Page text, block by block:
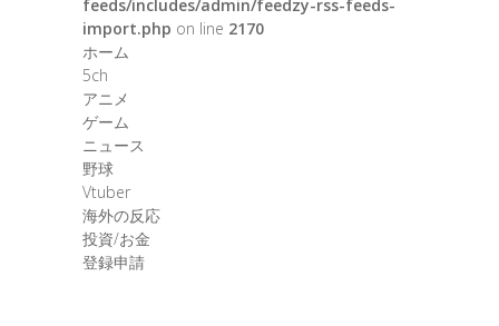
feeds/includes/admin/feedzy-rss-feeds-
import.php on line 2170
ホーム
5ch
アニメ
ゲーム
ニュース
野球
Vtuber
海外の反応
投資/お金
登録申請